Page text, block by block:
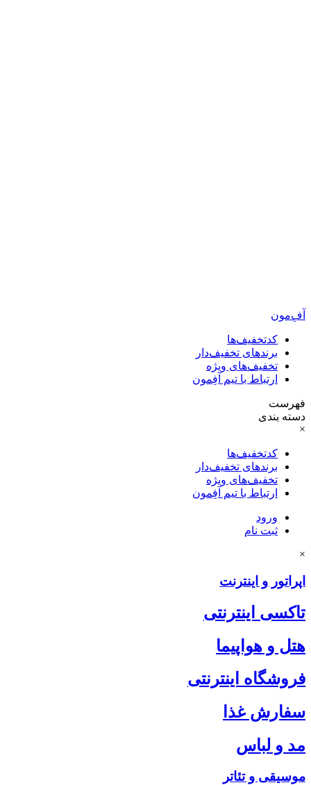
آفِ‌مون
کدتخفیف‌ها
برندهای تخفیف‌دار
تخفیف‌های ویژه
ارتباط با تیم آفِمون
فهرست
دسته بندی
×
کدتخفیف‌ها
برندهای تخفیف‌دار
تخفیف‌های ویژه
ارتباط با تیم آفِمون
ورود
ثبت نام
×
اپراتور و اینترنت
تاکسی اینترنتی
هتل و هواپیما
فروشگاه اینترنتی
سفارش غذا
مد و لباس
موسیقی و تئاتر